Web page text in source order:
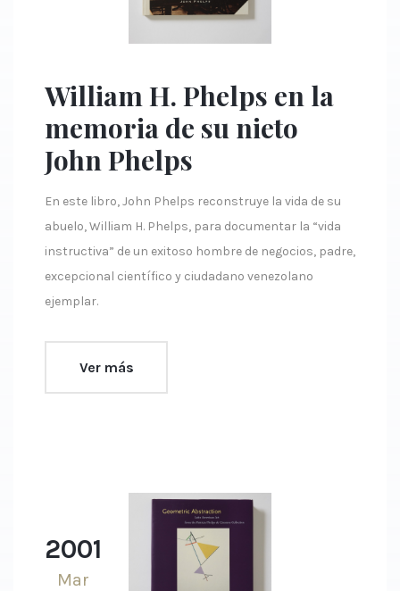
William H. Phelps en la
memoria de su nieto
John Phelps
En este libro, John Phelps reconstruye la vida de su
abuelo, William H. Phelps, para documentar la “vida
instructiva” de un exitoso hombre de negocios, padre,
excepcional científico y ciudadano venezolano
ejemplar.
Ver más
2001
Mar